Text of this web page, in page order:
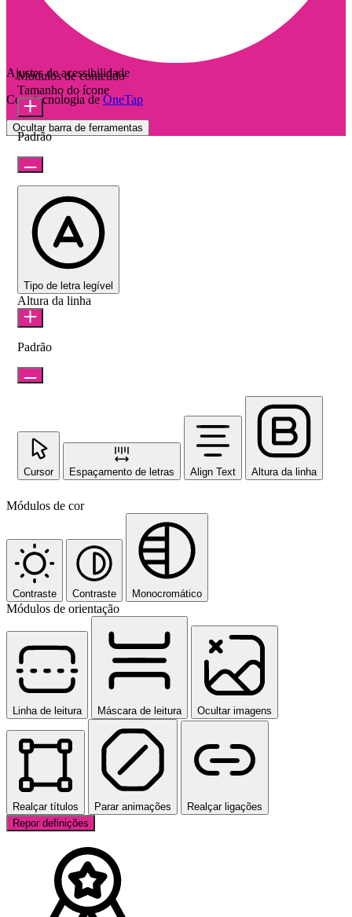
Ajustes de acessibilidade
Com tecnologia de OneTap
Ocultar barra de ferramentas
Módulos de conteúdo
Tamanho do ícone
Padrão
Tipo de letra legível
Altura da linha
Padrão
Cursor Espaçamento de letras Align Text Altura da linha
Módulos de cor
Contraste Contraste Monocromático
Módulos de orientação
Linha de leitura Máscara de leitura Ocultar imagens
Realçar títulos Parar animações
Realçar ligações
Repor definições